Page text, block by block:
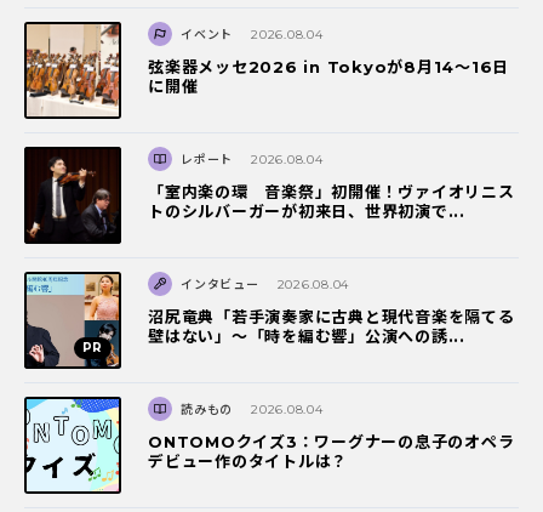
イベント 2026.08.04
弦楽器メッセ2026 in Tokyoが8月14～16日
に開催
レポート 2026.08.04
「室内楽の環 音楽祭」初開催！ヴァイオリニス
トのシルバーガーが初来日、世界初演で...
インタビュー 2026.08.04
沼尻竜典「若手演奏家に古典と現代音楽を隔てる
壁はない」～「時を編む響」公演への誘...
読みもの 2026.08.04
ONTOMOクイズ3：ワーグナーの息子のオペラ
デビュー作のタイトルは？